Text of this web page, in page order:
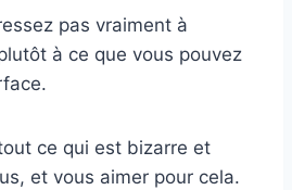
pas vraiment à
à ce que vous pouvez
ce qui est bizarre et
et vous aimer pour cela.